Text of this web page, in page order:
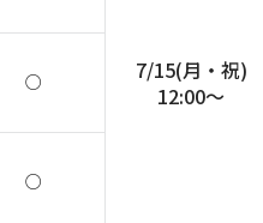
7/15(月・祝)
12:00～
○
○